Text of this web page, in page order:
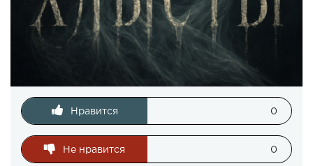
Нравится 0
Не нравится 0